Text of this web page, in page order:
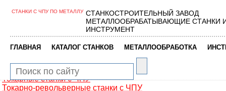
Главная
Фрезерные обрабатывающие центры
Сверлильно-фрезерные станки
Промышленные роботы манипуляторы
Токарные автоматы с ЧПУ
Токарные станки с ЧПУ
Токарно-револьверные станки с ЧПУ
СТАНКИ С ЧПУ ПО МЕТАЛЛУ СТАНКОСТРОИТЕЛЬНЫЙ ЗАВОД
МЕТАЛЛООБРАБАТЫВАЮЩИЕ СТАНКИ
ИНСТРУМЕНТ
ГЛАВНАЯ КАТАЛОГ СТАНКОВ МЕТАЛЛООБРАБОТКА